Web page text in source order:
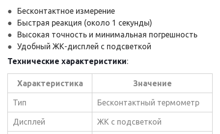
Бесконтактное измерение
Быстрая реакция (около 1 секунды)
Высокая точность и минимальная погрешность
Удобный ЖК-дисплей с подсветкой
Технические характеристики:
Характеристика Значение
Тип Бесконтактный термометр
Дисплей ЖК с подсветкой